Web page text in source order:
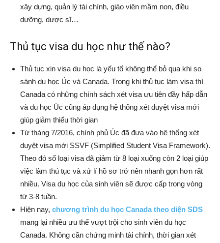
xây dựng, quản lý tài chính, giáo viên mầm non, điều
dưỡng, dược sĩ…
Thủ tục visa du học như thế nào?
Thủ tục xin visa du học là yếu tố không thể bỏ qua khi so
sánh du học Úc và Canada. Trong khi thủ tục làm visa thì
Canada có những chính sách xét visa ưu tiên đầy hấp dẫn
và du học Úc cũng áp dụng hệ thống xét duyệt visa mới
giúp giảm thiểu thời gian
Từ tháng 7/2016, chính phủ Úc đã đưa vào hệ thống xét
duyệt visa mới SSVF (Simplified Student Visa Framework).
Theo đó số loại visa đã giảm từ 8 loại xuống còn 2 loại giúp
việc làm thủ tục và xử lí hồ sơ trở nên nhanh gọn hơn rất
nhiều. Visa du học của sinh viên sẽ được cấp trong vòng
từ 3-8 tuần.
Hiện nay, chương trình du học Canada theo diện SDS
mang lại nhiều ưu thế vượt trội cho sinh viên du học
Canada. Không cần chứng minh tài chính, thời gian xét